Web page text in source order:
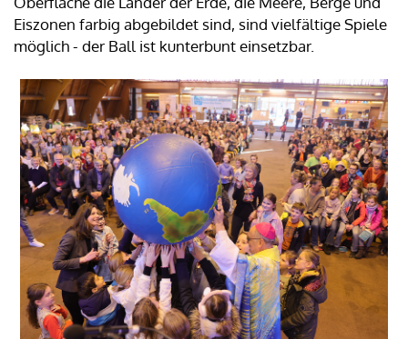
Eiszonen farbig abgebildet sind, sind vielfältige Spiele
möglich - der Ball ist kunterbunt einsetzbar.